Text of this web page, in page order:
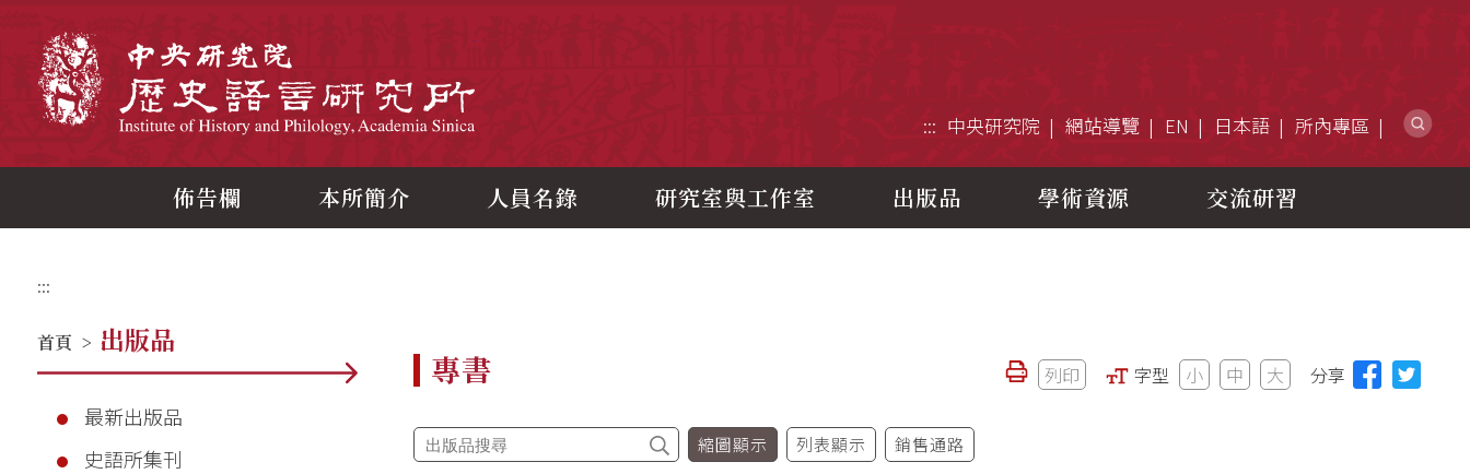
::: 中央研究院 網站導覽 EN 日本語 所內專區
佈告欄 本所簡介 人員名錄 研究室與工作室 出版品 學術資源 交流研習
:::
首頁 > 出版品
最新出版品
史語所集刊
專書 列印 字型 小 中 大 分享
縮圖顯示 列表顯示 銷售通路